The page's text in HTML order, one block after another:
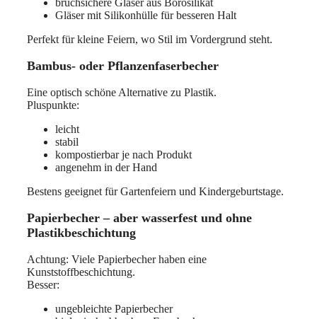
bruchsichere Gläser aus Borosilikat
Gläser mit Silikonhülle für besseren Halt
Perfekt für kleine Feiern, wo Stil im Vordergrund steht.
Bambus- oder Pflanzenfaserbecher
Eine optisch schöne Alternative zu Plastik.
Pluspunkte:
leicht
stabil
kompostierbar je nach Produkt
angenehm in der Hand
Bestens geeignet für Gartenfeiern und Kindergeburtstage.
Papierbecher – aber wasserfest und ohne
Plastikbeschichtung
Achtung: Viele Papierbecher haben eine
Kunststoffbeschichtung.
Besser:
ungebleichte Papierbecher